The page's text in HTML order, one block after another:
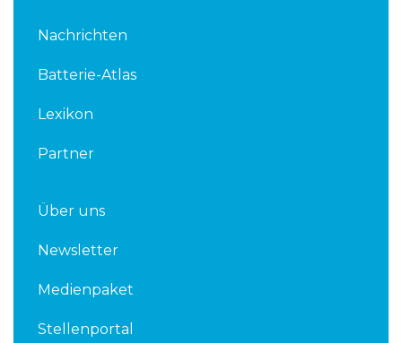
Nachrichten
Batterie-Atlas
Lexikon
Partner
Über uns
Newsletter
Medienpaket
Stellenportal